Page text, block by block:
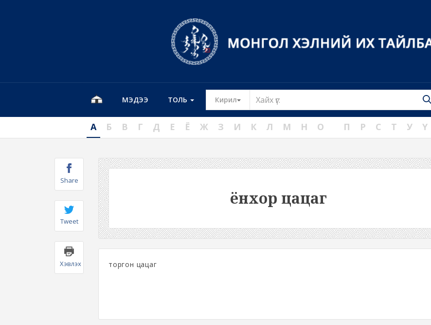
МЭДЭЭ ТОЛЬ Кирил Toggle Dropdown
А Б В Г Д Е Ё Ж З И К Л М Н О П Р С Т У Ү
Share
Tweet
Хэвлэх
ёнхор цацаг
торгон цацаг